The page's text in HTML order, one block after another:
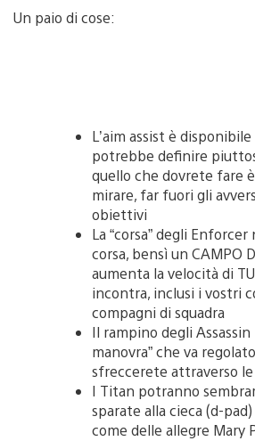
Un paio di cose:
L’aim assist è disponibile
potrebbe definire
quello che dovrete fare
mirare, far fuori gli
obiettivi
La “corsa” degli
corsa, bensì un CAMPO
aumenta la velocità di
incontra, inclusi i vostri
compagni di squadra
Il rampino degli Assassin
manovra” che va
sfreccerete attraverso
I Titan potranno
sparate alla cieca (d-
come delle allegre Mary